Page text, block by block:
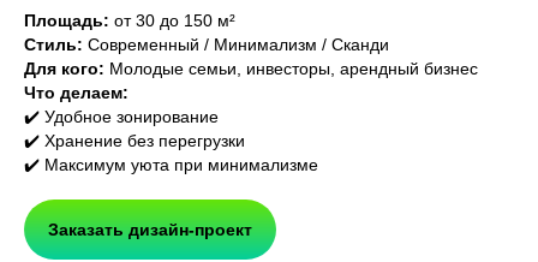
Площадь: от 30 до 150 м²
Стиль: Современный / Минимализм / Сканди
Для кого: Молодые семьи, инвесторы, арендный бизнес
Что делаем:
✔️ Удобное зонирование
✔️ Хранение без перегрузки
✔️ Максимум уюта при минимализме
Заказать дизайн-проект